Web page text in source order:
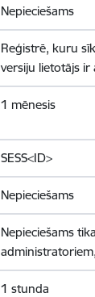
Nepieciešams
Reģistrē, kuru
versiju lietotājs ir
1 mēnesis
SESS<ID>
Nepieciešams
Nepieciešams
1 stunda